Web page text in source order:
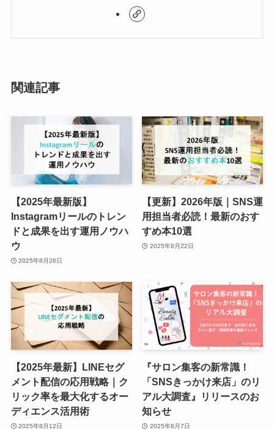
関連記事
【2025年最新版】
Instagramリールのトレン
ドと成果を出す運用ノウハ
ウ
2025年8月26日
【更新】2026年版｜SNS運
用担当者必読！最新のおす
すめ本10選
2025年8月22日
【2025年最新】LINEセグ
メント配信の応用戦略｜ク
リック率を最大化するオー
ディエンス活用術
2025年8月12日
『サロン集客の新常識！
「SNSきっかけ来店」のリ
アル大調査』リリースのお
知らせ
2025年8月7日